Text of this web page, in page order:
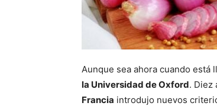
Aunque sea ahora cuando está
la Universidad de Oxford. Diez
Francia introdujo nuevos